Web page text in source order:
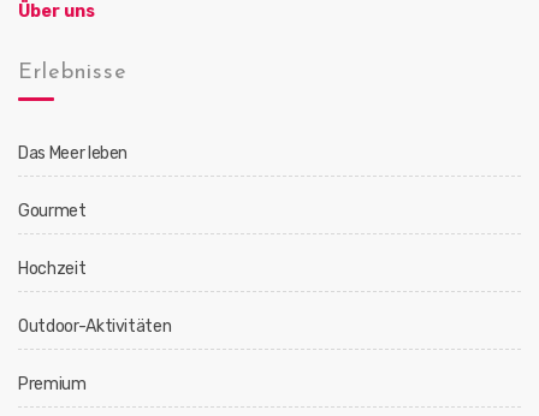
Über uns
Erlebnisse
Das Meer leben
Gourmet
Hochzeit
Outdoor-Aktivitäten
Premium